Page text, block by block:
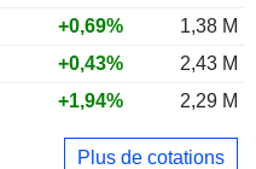
+0,69%
1,38 M
+0,43%
2,43 M
+1,94% 2,29 M
Plus de cotations